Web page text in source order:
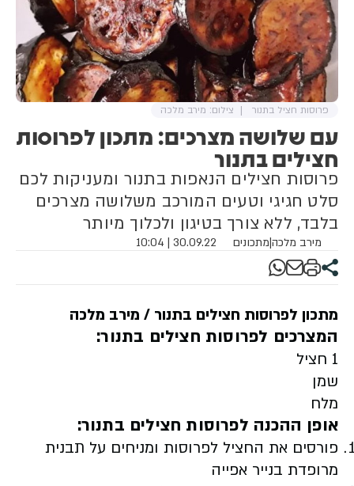
עם שלושה מצרכים: מתכון לפרוסות
חצילים בתנור
פרוסות חצילים הנאפות בתנור ומעניקות לכם
סלט חגיגי וטעים המורכב משלושה מצרכים
בלבד, ללא צורך בטיגון ולכלוך מיותר
מירב מלכה|מתכונים 30.09.22 | 10:04
פרוסות חציל בתנור צילום: מירב מלכה
מתכון לפרוסות חצילים בתנור / מירב מלכה
המצרכים לפרוסות חצילים בתנור:
1 חציל
שמן
מלח
אופן ההכנה לפרוסות חצילים בתנור:
פורסים את החציל לפרוסות ומניחים על תבנית
מרופדת בנייר אפייה